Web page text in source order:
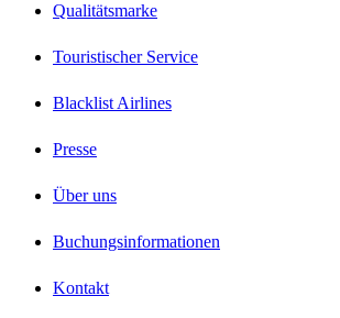
Qualitätsmarke
Touristischer Service
Blacklist Airlines
Presse
Über uns
Buchungsinformationen
Kontakt